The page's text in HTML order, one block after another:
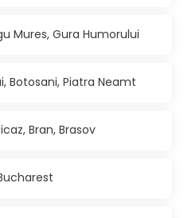
Mures, Gura Humorului
Botosani, Piatra Neamt
Bran, Brasov